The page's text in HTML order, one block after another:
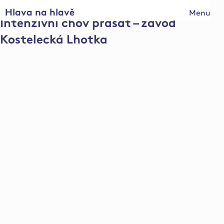
Menu
Hlava na hlavě
Intenzivní chov prasat – závod
Kostelecká Lhotka